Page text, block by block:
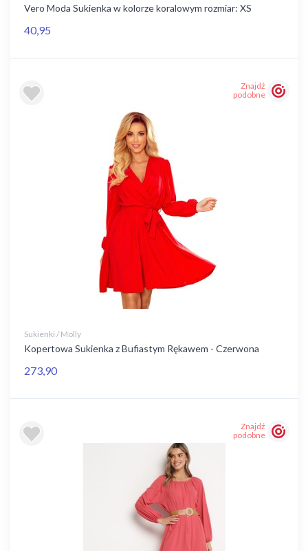
Vero Moda Sukienka w kolorze koralowym rozmiar: XS
40,95
Znajdź
podobne
Sukienki / Molly
Kopertowa Sukienka z Bufiastym Rękawem - Czerwona
273,90
Znajdź
podobne